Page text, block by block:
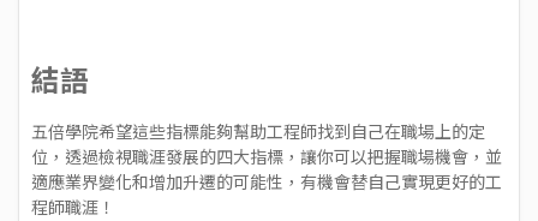
結語
五倍學院希望這些指標能夠幫助工程師找到自己在職場上的定
位，透過檢視職涯發展的四大指標，讓你可以把握職場機會，並
適應業界變化和增加升遷的可能性，有機會替自己實現更好的工
程師職涯！